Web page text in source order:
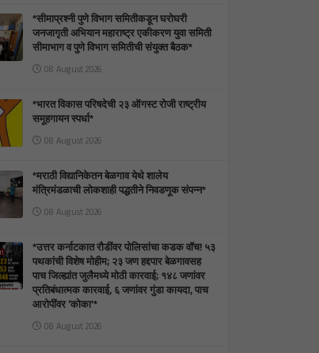
*सीमाप्रश्नी पुणे विभाग समितीकडून घरोघरी
जनजागृती अभियान महाराष्ट्र एकीकरण युवा समिती
सीमाभाग व पुणे विभाग समितीची संयुक्त बैठक*
08 August 2026
*भारत विकास परिषदेची २३ ऑगस्ट रोजी राष्ट्रीय
समूहगायन स्पर्धा*
08 August 2026
*मराठी विद्यानिकेतन बेळगाव येथे शालेय
मंत्रिमंडळाची लोकशाही पद्धतीने निवडणूक संपन्न*
08 August 2026
*उत्तर कर्नाटकात रौडींवर पोलिसांचा कडक वॉच! ५३
पथकांची विशेष मोहीम; २३ जण हद्दपार बेळगावसह
पाच जिल्ह्यांत जुलैमध्ये मोठी कारवाई; १४८ जणांवर
प्रतिबंधात्मक कारवाई, ६ जणांवर गुंडा कायदा, पाच
आरोपींवर ‘कोका’*
08 August 2026